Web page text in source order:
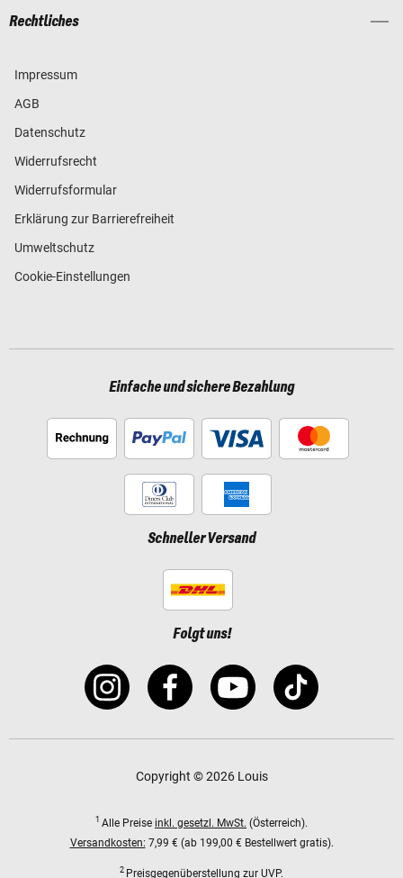
Rechtliches
Impressum
AGB
Datenschutz
Widerrufsrecht
Widerrufsformular
Erklärung zur Barrierefreiheit
Umweltschutz
Cookie-Einstellungen
Einfache und sichere Bezahlung
Schneller Versand
Folgt uns!
Copyright © 2026 Louis
1 Alle Preise inkl. gesetzl. MwSt. (Österreich).
Versandkosten: 7,99 € (ab 199,00 € Bestellwert gratis).
2 Preisgegenüberstellung zur UVP.